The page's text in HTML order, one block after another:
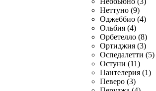
Неттуно (9)
Оджеббио (4)
Ольбия (4)
Орбетелло (8)
Ортиджия (3)
Оспедалетти (5)
Остуни (11)
Пантелерия (1)
Певеро (3)